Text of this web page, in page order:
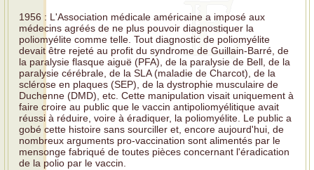
1956 : L'Association médicale américaine a imposé aux
médecins agréés de ne plus pouvoir diagnostiquer la
poliomyélite comme telle. Tout diagnostic de poliomyélite
devait être rejeté au profit du syndrome de Guillain-Barré, de
la paralysie flasque aiguë (PFA), de la paralysie de Bell, de la
paralysie cérébrale, de la SLA (maladie de Charcot), de la
sclérose en plaques (SEP), de la dystrophie musculaire de
Duchenne (DMD), etc. Cette manipulation visait uniquement à
faire croire au public que le vaccin antipoliomyélitique avait
réussi à réduire, voire à éradiquer, la poliomyélite. Le public a
gobé cette histoire sans sourciller et, encore aujourd'hui, de
nombreux arguments pro-vaccination sont alimentés par le
mensonge fabriqué de toutes pièces concernant l'éradication
de la polio par le vaccin.